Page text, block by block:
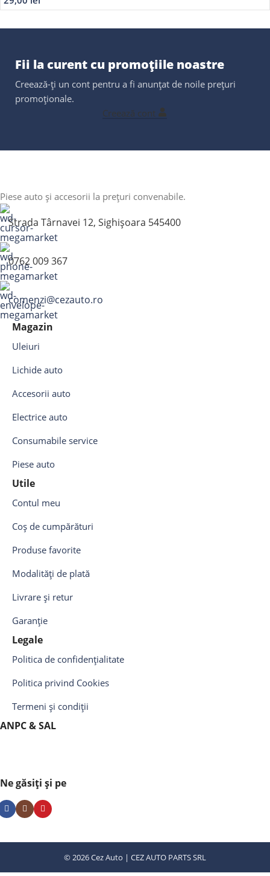
Fii la curent cu promoțiile noastre
Creează-ți un cont pentru a fi anunțat de noile prețuri
promoționale.
Creează cont
Piese auto și accesorii la prețuri convenabile.
Strada Târnavei 12, Sighișoara 545400
0762 009 367
comenzi@cezauto.ro
Magazin
Uleiuri
Lichide auto
Accesorii auto
Electrice auto
Consumabile service
Piese auto
Utile
Contul meu
Coș de cumpărături
Produse favorite
Modalități de plată
Livrare și retur
Garanție
Legale
Politica de confidențialitate
Politica privind Cookies
Termeni și condiții
ANPC & SAL
Ne găsiți și pe
© 2026 Cez Auto | CEZ AUTO PARTS SRL